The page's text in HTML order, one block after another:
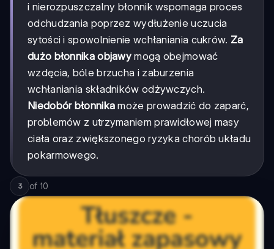
i nierozpuszczalny błonnik wspomaga proces
odchudzania poprzez wydłużenie uczucia
sytości i spowolnienie wchłaniania cukrów. Za
dużo błonnika objawy mogą obejmować
wzdęcia, bóle brzucha i zaburzenia
wchłaniania składników odżywczych.
Niedobór błonnika może prowadzić do zaparć,
problemów z utrzymaniem prawidłowej masy
ciała oraz zwiększonego ryzyka chorób układu
pokarmowego.
3 of 10